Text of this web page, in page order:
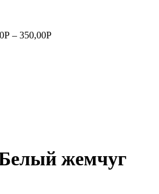
Р – 350,00Р
жемчуг